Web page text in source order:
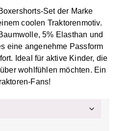
Set der Marke
coolen Traktorenmotiv.
5% Elasthan und
eine angenehme Passform
Ideal für aktive Kinder, die
wohlfühlen möchten. Ein
Fans!